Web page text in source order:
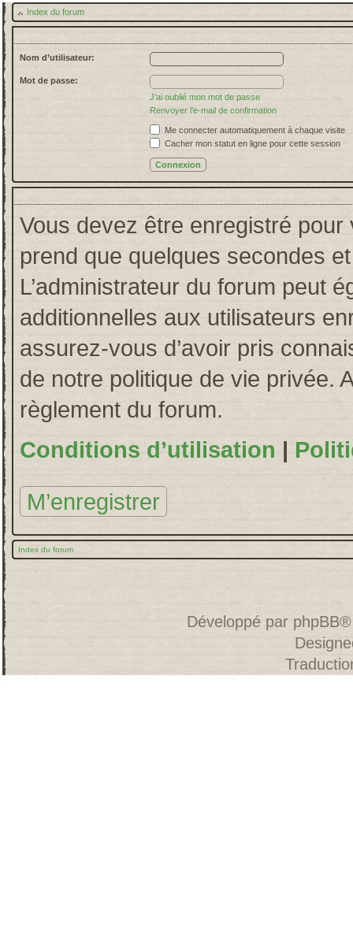
Index du forum
Nom d’utilisateur:
Mot de passe:
J’ai oublié mon mot de passe
Renvoyer l’e-mail de confirmation
Me connecter automatiquement à chaque visite
Cacher mon statut en ligne pour cette session
Vous devez être enregistré pour
prend que quelques secondes
L’administrateur du forum peut
additionnelles aux utilisateurs
assurez-vous d’avoir pris
de notre politique de vie privée.
règlement du forum.
Conditions d’utilisation |
M’enregistrer
Index du forum
Développé par phpBB®